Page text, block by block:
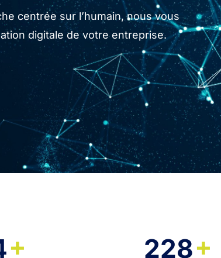
centrée sur l’humain, nous vous
digitale de votre entreprise.
+ 228+